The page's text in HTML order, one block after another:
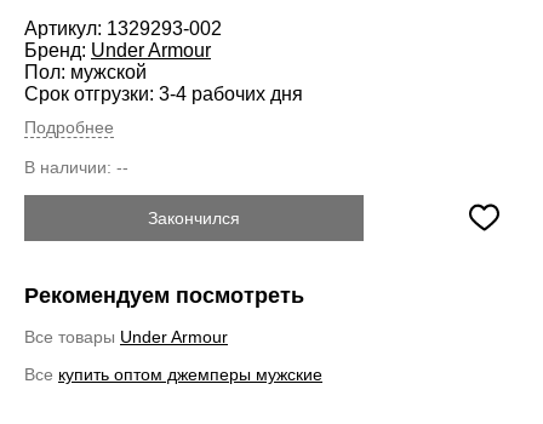
Артикул: 1329293-002
Бренд: Under Armour
Пол: мужской
Срок отгрузки: 3-4 рабочих дня
Подробнее
В наличии: --
Закончился
Рекомендуем посмотреть
Все товары Under Armour
Все купить оптом джемперы мужские